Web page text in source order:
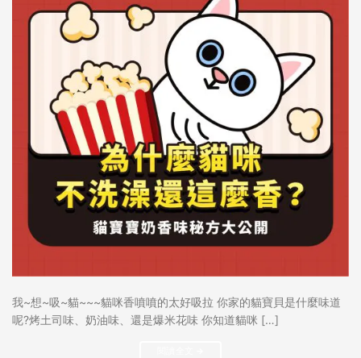
我~想~吸~貓~~~貓咪香噴噴的太好吸拉 你家的貓寶貝是什麼味道
呢?烤土司味、奶油味、還是爆米花味 你知道貓咪 […]